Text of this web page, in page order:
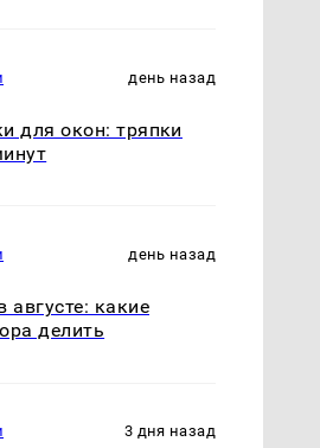
день назад
для окон: тряпки
день назад
какие
делить
3 дня назад